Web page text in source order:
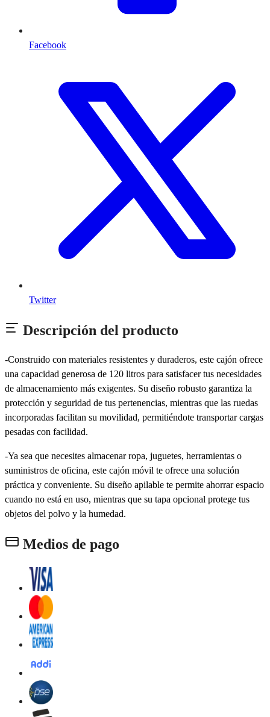
Facebook
Twitter
Descripción del producto
-Construido con materiales resistentes y duraderos, este cajón ofrece
una capacidad generosa de 120 litros para satisfacer tus necesidades
de almacenamiento más exigentes. Su diseño robusto garantiza la
protección y seguridad de tus pertenencias, mientras que las ruedas
incorporadas facilitan su movilidad, permitiéndote transportar cargas
pesadas con facilidad.
-Ya sea que necesites almacenar ropa, juguetes, herramientas o
suministros de oficina, este cajón móvil te ofrece una solución
práctica y conveniente. Su diseño apilable te permite ahorrar espacio
cuando no está en uso, mientras que su tapa opcional protege tus
objetos del polvo y la humedad.
Medios de pago